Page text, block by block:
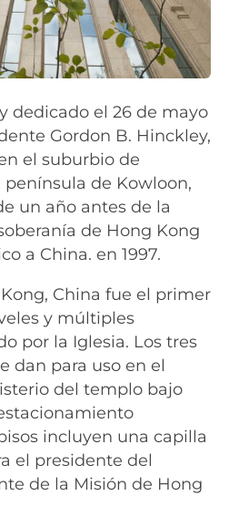
dedicado el 26 de mayo
Gordon B. Hinckley,
el suburbio de
península de Kowloon,
un año antes de la
de Hong Kong
a China. en 1997.
China fue el primer
y múltiples
por la Iglesia. Los tres
dan para uso en el
del templo bajo
incluyen una capilla
el presidente del
de la Misión de Hong